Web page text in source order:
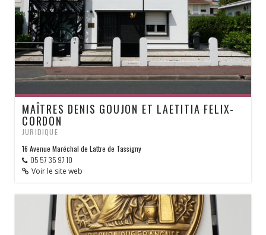
MAÎTRES DENIS GOUJON ET LAETITIA FELIX-
CORDON
JURIDIQUE
16 Avenue Maréchal de Lattre de Tassigny
05 57 35 97 10
Voir le site web